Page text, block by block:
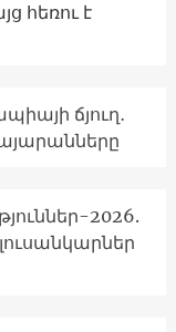
հեռու է
ճյուղ․
2026.